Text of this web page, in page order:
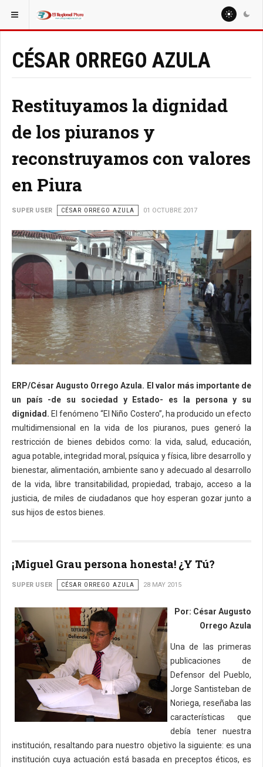
ESTÁ AQUÍ: COLUMNISTAS MIGUEL ARTURO SEMINARIO OJEDA
CÉSAR ORREGO AZULA
Restituyamos la dignidad
de los piuranos y
reconstruyamos con valores
en Piura
SUPER USER CÉSAR ORREGO AZULA 01 OCTUBRE 2017
ERP/César Augusto Orrego Azula. El valor más importante de
un país -de su sociedad y Estado- es la persona y su
dignidad. El fenómeno “El Niño Costero”, ha producido un efecto
multidimensional en la vida de los piuranos, pues generó la
restricción de bienes debidos como: la vida, salud, educación,
agua potable, integridad moral, psíquica y física, libre desarrollo y
bienestar, alimentación, ambiente sano y adecuado al desarrollo
de la vida, libre transitabilidad, propiedad, trabajo, acceso a la
justicia, de miles de ciudadanos que hoy esperan gozar junto a
sus hijos de estos bienes.
¡Miguel Grau persona honesta! ¿Y Tú?
SUPER USER CÉSAR ORREGO AZULA 28 MAY 2015
Por: César Augusto
Orrego Azula
Una de las primeras
publicaciones de
Defensor del Pueblo,
Jorge Santisteban de
Noriega, reseñaba las
características que
debía tener nuestra
institución, resaltando para nuestro objetivo la siguiente: es una
institución cuya actuación está basada en preceptos éticos, es